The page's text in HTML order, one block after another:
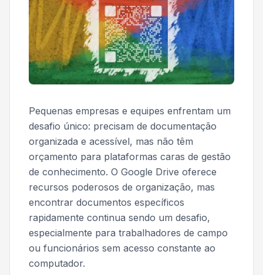
Pequenas empresas e equipes enfrentam um
desafio único: precisam de documentação
organizada e acessível, mas não têm
orçamento para plataformas caras de gestão
de conhecimento. O Google Drive oferece
recursos poderosos de organização, mas
encontrar documentos específicos
rapidamente continua sendo um desafio,
especialmente para trabalhadores de campo
ou funcionários sem acesso constante ao
computador.